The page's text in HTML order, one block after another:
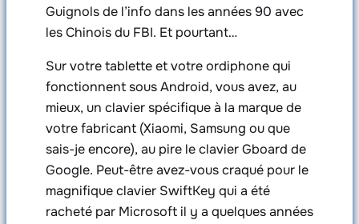
Guignols de l’info dans les années 90 avec
les Chinois du FBI. Et pourtant…
Sur votre tablette et votre ordiphone qui
fonctionnent sous Android, vous avez, au
mieux, un clavier spécifique à la marque de
votre fabricant (Xiaomi, Samsung ou que
sais-je encore), au pire le clavier Gboard de
Google. Peut-être avez-vous craqué pour le
magnifique clavier SwiftKey qui a été
racheté par Microsoft il y a quelques années